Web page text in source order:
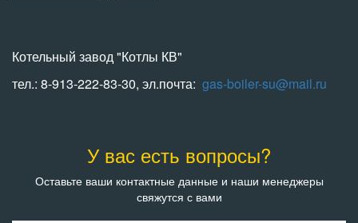
Котельный завод "Котлы КВ"
тел.: 8-913-222-83-30, эл.почта: gas-boiler-su@mail.ru
У вас есть вопросы?
Оставьте ваши контактные данные и наши менеджеры
свяжутся с вами